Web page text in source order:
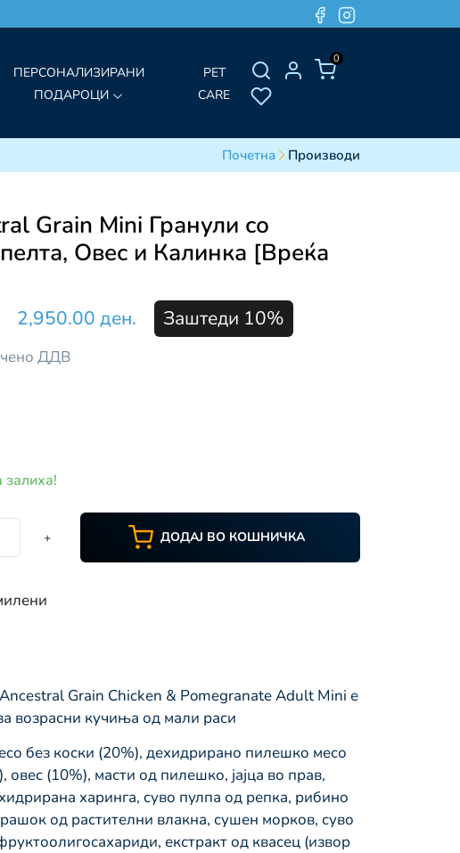
0
ПЕРСОНАЛИЗИРАНИ
ПОДАРОЦИ
PET
CARE
Почетна Производи
Grain Mini Гранули со
Овес и Калинка [Вреќа
2,950.00 ден. Заштеди 10%
ДДВ
залиха!
+ ДОДАЈ ВО КОШНИЧКА
Grain Chickеn & Pomegranate Adult Mini е
возрасни кучиња од мали раси
без коски (20%), дехидрирано пилешко месо
овес (10%), масти од пилешко, јајца во прав,
харинга, суво пулпа од репка, рибино
од растителни влакна, сушен морков, суво
екстракт од квасец (извор